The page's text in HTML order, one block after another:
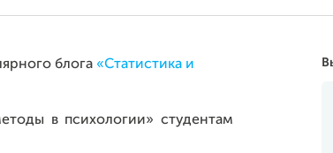
блога «Статистика и
в психологии» студентам